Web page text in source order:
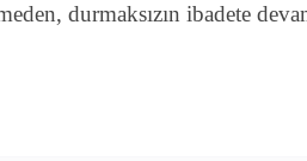
durmaksızın ibadete